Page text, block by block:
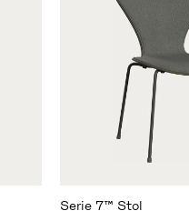
Serie 7™ Stol